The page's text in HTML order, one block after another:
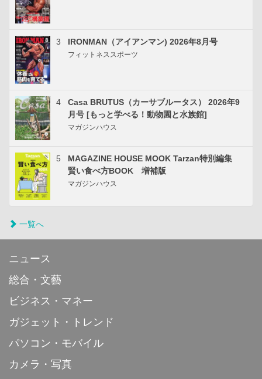
3 IRONMAN（アイアンマン) 2026年8月号
フィットネススポーツ
4
Casa BRUTUS（カーサブルータス） 2026年9
月号 [もっと学べる！動物園と水族館]
マガジンハウス
5
MAGAZINE HOUSE MOOK Tarzan特別編集
賢い食べ方BOOK 増補版
マガジンハウス
一覧へ
ニュース
総合・文藝
ビジネス・マネー
ガジェット・トレンド
パソコン・モバイル
カメラ・写真